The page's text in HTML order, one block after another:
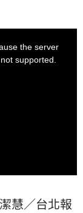
the server
supported.
慧／台北報